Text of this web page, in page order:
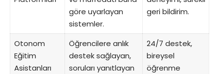
göre uyarlayan
sistemler.
geri bildirim.
Otonom
Eğitim
Asistanları
Öğrencilere anlık
destek sağlayan,
soruları yanıtlayan
24/7 destek,
bireysel
öğrenme